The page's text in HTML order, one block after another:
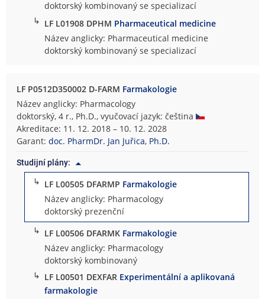
doktorský kombinovaný se specializací
↳ LF L01908 DPHM Pharmaceutical medicine
Název anglicky: Pharmaceutical medicine
doktorský kombinovaný se specializací
LF P0512D350002 D-FARM Farmakologie
Název anglicky: Pharmacology
doktorský, 4 r., Ph.D., vyučovací jazyk: čeština
Akreditace: 11. 12. 2018 – 10. 12. 2028
Garant:doc. PharmDr. Jan Juřica, Ph.D.
Studijní plány:
↳ LF L00505 DFARMP Farmakologie
Název anglicky: Pharmacology
doktorský prezenční
↳ LF L00506 DFARMK Farmakologie
Název anglicky: Pharmacology
doktorský kombinovaný
↳ LF L00501 DEXFAR Experimentální a aplikovaná
farmakologie